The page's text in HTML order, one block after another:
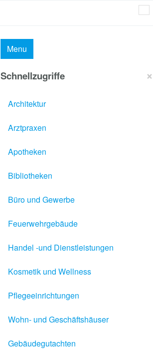
Menu
×
Schnellzugriffe
Architektur
Arztpraxen
Apotheken
Bibliotheken
Büro und Gewerbe
Feuerwehrgebäude
Handel -und Dienstleistungen
Kosmetik und Wellness
Pflegeeinrichtungen
Wohn- und Geschäftshäuser
Gebäudegutachten